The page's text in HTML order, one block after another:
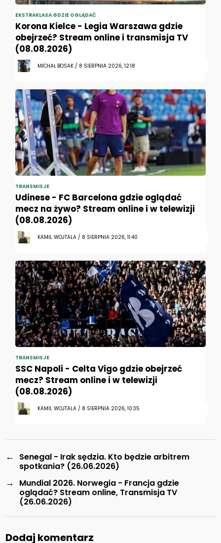
EKSTRAKLASA GDZIE OGLĄDAĆ
Korona Kielce - Legia Warszawa gdzie
obejrzeć? Stream online i transmisja TV
(08.08.2026)
MICHAŁ BOSAK / 8 SIERPNIA 2026, 12:18
TRANSMISJE
Udinese - FC Barcelona gdzie oglądać
mecz na żywo? Stream online i w telewizji
(08.08.2026)
KAMIL WOJTALA / 8 SIERPNIA 2026, 11:40
TRANSMISJE
SSC Napoli - Celta Vigo gdzie obejrzeć
mecz? Stream online i w telewizji
(08.08.2026)
KAMIL WOJTALA / 8 SIERPNIA 2026, 10:35
←
Senegal - Irak sędzia. Kto będzie arbitrem
spotkania? (26.06.2026)
→
Mundial 2026. Norwegia - Francja gdzie
oglądać? Stream online, Transmisja TV
(26.06.2026)
Dodaj komentarz